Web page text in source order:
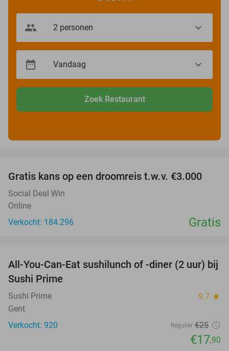
Zoek Restaurant
Gratis kans op een droomreis t.w.v. €3.000
Social Deal Win
Online
Verkocht: 184.296
Gratis
28%
All-You-Can-Eat sushilunch of -diner (2 uur) bij
Sushi Prime
Sushi Prime 9.7 star
Gent
Verkocht: 920
Regulier €25
€17,90